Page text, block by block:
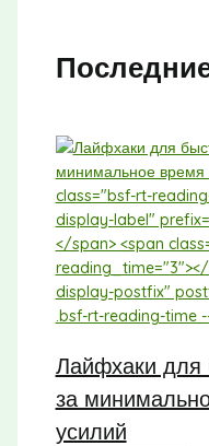
Лайфхаки для
за
усилий